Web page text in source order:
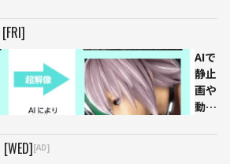
超え
のブ
ラン
ドも
大型
物流
施設
の運
[FRI]
AIで
静止
画や
動画
[WED][AD]